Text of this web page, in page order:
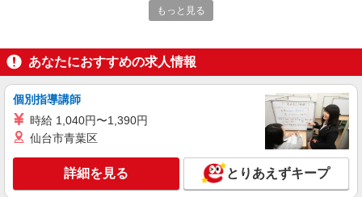
+゜・。○。・゜+゜
株式会社シエロ
【au】の携帯販売スタッフ
時給1500円〜1800円（経験・能力による） ※
残業代支給 ★交通費別途支給（規定あり） ゜
+゜・。○。・゜+゜・。○。・゜+゜ 入社祝い金10
ィブ支給(規定有) ★月2回払い・週払い可能（規程
有）★ ゜・。○。・゜+゜・。○。・゜+゜
キープ 詳細を見る
もっと見る
あなたにおすすめの求人情報
個別指導講師
時給 1,040円〜1,390円
仙台市青葉区
詳細を見る とりあえずキープ